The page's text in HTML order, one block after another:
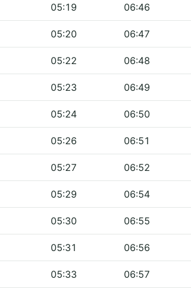
05:19 06:46
05:20 06:47
05:22 06:48
05:23 06:49
05:24 06:50
05:26 06:51
05:27 06:52
05:29 06:54
05:30 06:55
05:31 06:56
05:33 06:57